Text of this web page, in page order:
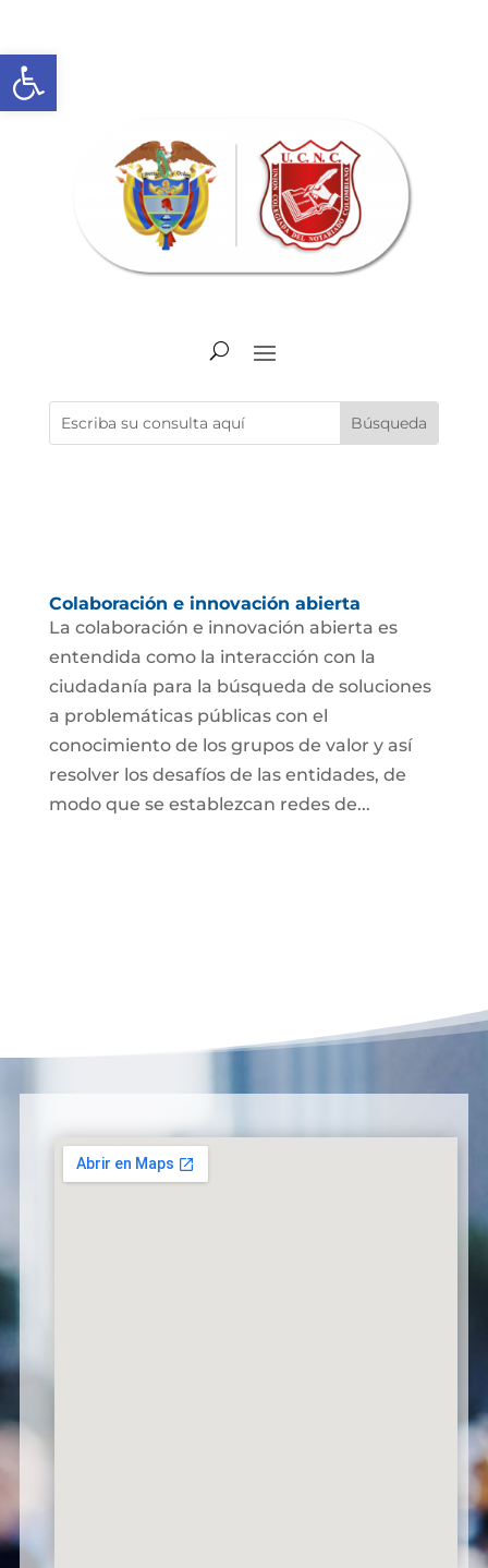
Abrir barra de herramientas
Colaboración e innovación abierta
La colaboración e innovación abierta es
entendida como la interacción con la
ciudadanía para la búsqueda de soluciones
a problemáticas públicas con el
conocimiento de los grupos de valor y así
resolver los desafíos de las entidades, de
modo que se establezcan redes de...